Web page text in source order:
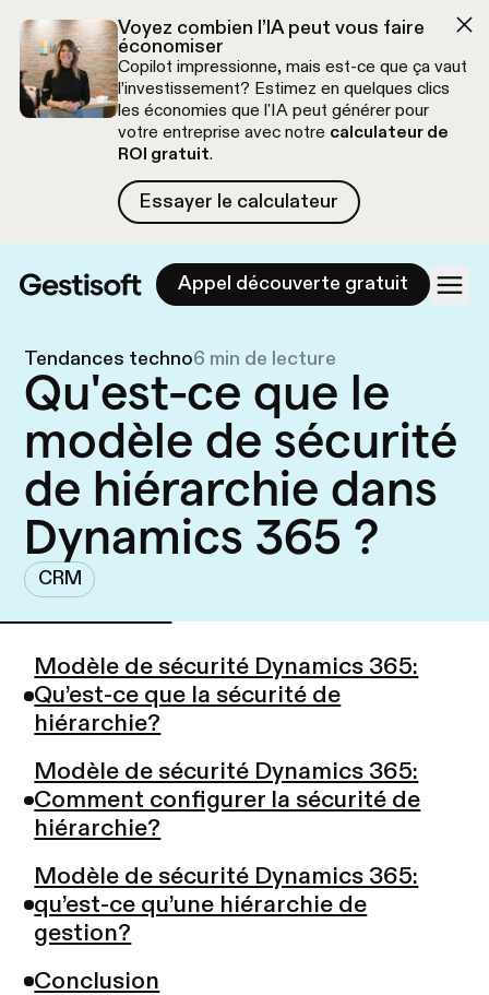
Voyez combien l’IA peut vous faire
économiser
Copilot impressionne, mais est-ce que ça vaut
l’investissement? Estimez en quelques clics
les économies que l'IA peut générer pour
votre entreprise avec notre calculateur de
ROI gratuit.
Essayer le calculateur
Essayer le calculateur
Appel découverte gratuit
Tendances techno6 min de lecture
Qu'est-ce que le
modèle de sécurité
de hiérarchie dans
Dynamics 365 ?
CRM
Modèle de sécurité Dynamics 365:
Qu’est-ce que la sécurité de
hiérarchie?
Modèle de sécurité Dynamics 365:
Comment configurer la sécurité de
hiérarchie?
Modèle de sécurité Dynamics 365:
qu’est-ce qu’une hiérarchie de
gestion?
Conclusion